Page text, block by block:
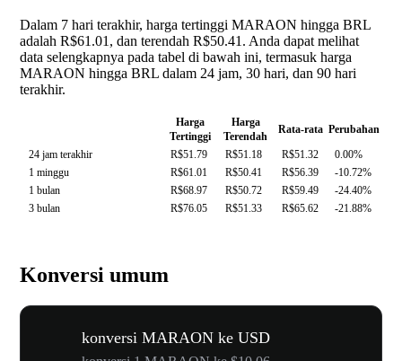
Dalam 7 hari terakhir, harga tertinggi MARAON hingga BRL
adalah R$61.01, dan terendah R$50.41. Anda dapat melihat
data selengkapnya pada tabel di bawah ini, termasuk harga
MARAON hingga BRL dalam 24 jam, 30 hari, dan 90 hari
terakhir.
Harga
Tertinggi
Harga
Terendah
Rata-rata Perubahan
24 jam terakhir
R$51.79 R$51.18 R$51.32
0.00%
1 minggu
R$61.01 R$50.41 R$56.39
-10.72%
1 bulan
R$68.97 R$50.72 R$59.49
-24.40%
3 bulan
R$76.05 R$51.33 R$65.62 -21.88%
Konversi umum
konversi MARAON ke USD